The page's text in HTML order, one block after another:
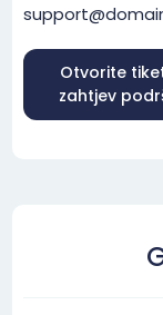
Otvorite
zahtjev